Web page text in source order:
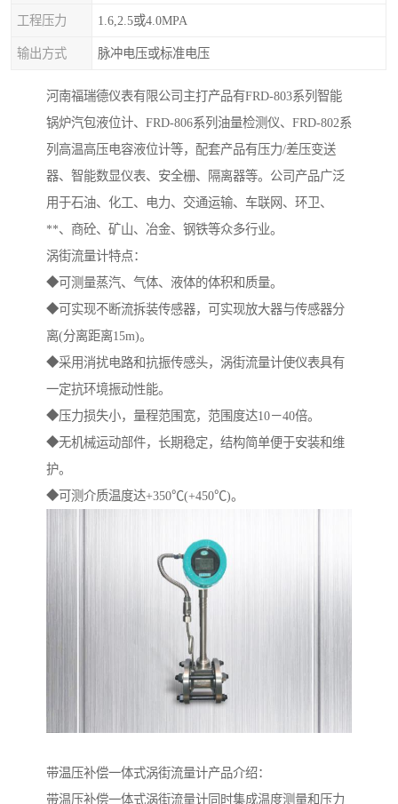
工程压力 1.6,2.5或4.0MPA
输出方式 脉冲电压或标准电压
河南福瑞德仪表有限公司主打产品有FRD-803系列智能
锅炉汽包液位计、FRD-806系列油量检测仪、FRD-802系
列高温高压电容液位计等，配套产品有压力/差压变送
器、智能数显仪表、安全栅、隔离器等。公司产品广泛
用于石油、化工、电力、交通运输、车联网、环卫、
**、商砼、矿山、冶金、钢铁等众多行业。
涡街流量计特点：
◆可测量蒸汽、气体、液体的体积和质量。
◆可实现不断流拆装传感器，可实现放大器与传感器分
离(分离距离15m)。
◆采用消扰电路和抗振传感头，涡街流量计使仪表具有
一定抗环境振动性能。
◆压力损失小，量程范围宽，范围度达10－40倍。
◆无机械运动部件，长期稳定，结构简单便于安装和维
护。
◆可测介质温度达+350℃(+450℃)。
带温压补偿一体式涡街流量计产品介绍：
带温压补偿一体式涡街流量计同时集成温度测量和压力